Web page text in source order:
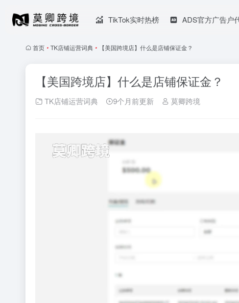
TikTok实时热榜 ADS官方广告户
首页 • TK店铺运营词典 • 【美国跨境店】什么是店铺保证金？
【美国跨境店】什么是店铺保证金？
TK店铺运营词典 9个月前更新 莫卿跨境